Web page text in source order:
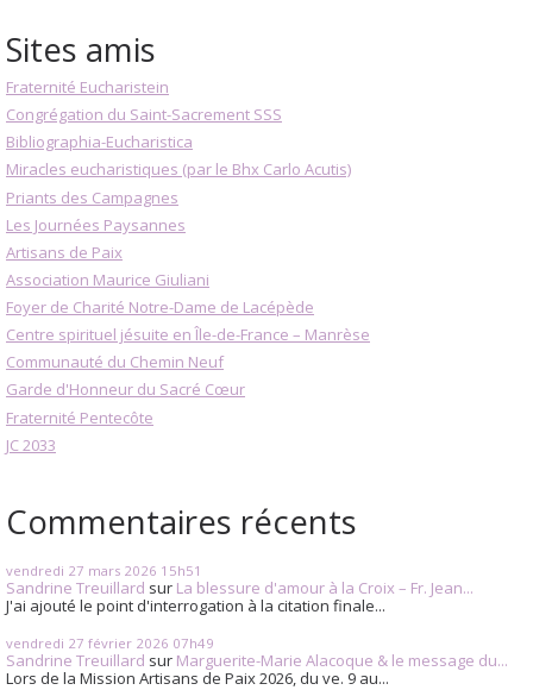
Sites amis
Fraternité Eucharistein
Congrégation du Saint-Sacrement SSS
Bibliographia-Eucharistica
Miracles eucharistiques (par le Bhx Carlo Acutis)
Priants des Campagnes
Les Journées Paysannes
Artisans de Paix
Association Maurice Giuliani
Foyer de Charité Notre-Dame de Lacépède
Centre spirituel jésuite en Île-de-France – Manrèse
Communauté du Chemin Neuf
Garde d'Honneur du Sacré Cœur
Fraternité Pentecôte
JC 2033
Commentaires récents
vendredi 27 mars 2026 15h51
Sandrine Treuillard sur La blessure d'amour à la Croix – Fr. Jean...
J'ai ajouté le point d'interrogation à la citation finale...
vendredi 27 février 2026 07h49
Sandrine Treuillard sur Marguerite-Marie Alacoque & le message du...
Lors de la Mission Artisans de Paix 2026, du ve. 9 au...